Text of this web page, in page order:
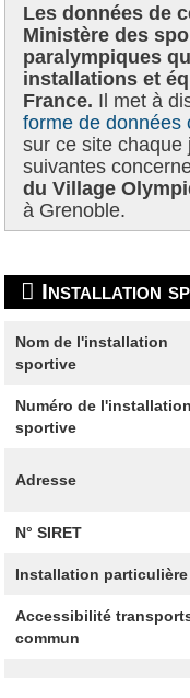
Les données de
Ministère des
paralympiques
installations et
France. Il met à
forme de données
sur ce site chaque
suivantes
du Village
à Grenoble.
Installation
Nom de l'installation
sportive
Numéro de l'installation
sportive
Adresse
N° SIRET
Installation particulière
Accessibilité
commun